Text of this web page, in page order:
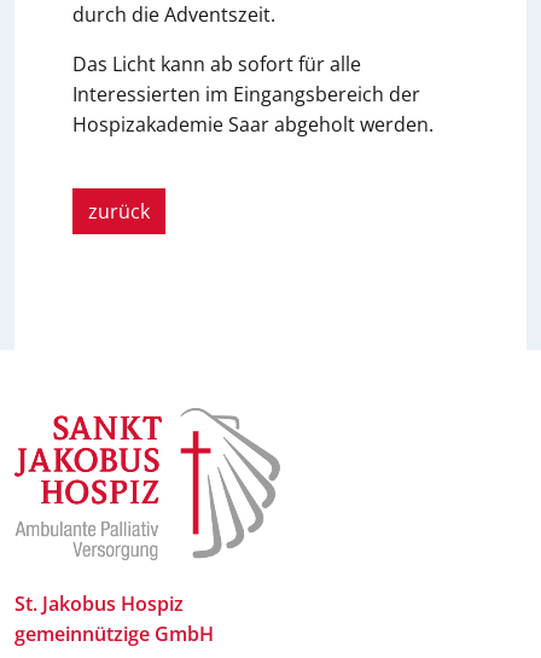
durch die Adventszeit.
Das Licht kann ab sofort für alle
Interessierten im Eingangsbereich der
Hospizakademie Saar abgeholt werden.
zurück
St. Jakobus Hospiz
gemeinnützige GmbH